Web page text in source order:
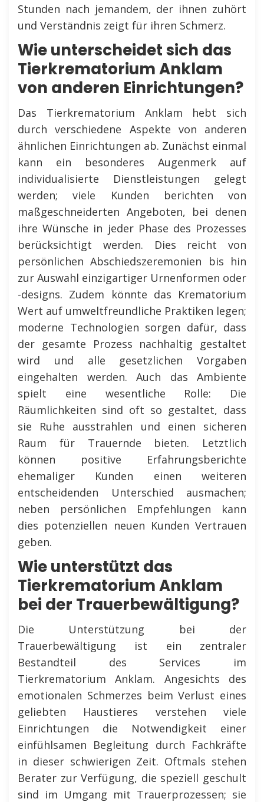
Stunden nach jemandem, der ihnen zuhört
und Verständnis zeigt für ihren Schmerz.
Wie unterscheidet sich das
Tierkrematorium Anklam
von anderen Einrichtungen?
Das Tierkrematorium Anklam hebt sich
durch verschiedene Aspekte von anderen
ähnlichen Einrichtungen ab. Zunächst einmal
kann ein besonderes Augenmerk auf
individualisierte Dienstleistungen gelegt
werden; viele Kunden berichten von
maßgeschneiderten Angeboten, bei denen
ihre Wünsche in jeder Phase des Prozesses
berücksichtigt werden. Dies reicht von
persönlichen Abschiedszeremonien bis hin
zur Auswahl einzigartiger Urnenformen oder
-designs. Zudem könnte das Krematorium
Wert auf umweltfreundliche Praktiken legen;
moderne Technologien sorgen dafür, dass
der gesamte Prozess nachhaltig gestaltet
wird und alle gesetzlichen Vorgaben
eingehalten werden. Auch das Ambiente
spielt eine wesentliche Rolle: Die
Räumlichkeiten sind oft so gestaltet, dass
sie Ruhe ausstrahlen und einen sicheren
Raum für Trauernde bieten. Letztlich
können positive Erfahrungsberichte
ehemaliger Kunden einen weiteren
entscheidenden Unterschied ausmachen;
neben persönlichen Empfehlungen kann
dies potenziellen neuen Kunden Vertrauen
geben.
Wie unterstützt das
Tierkrematorium Anklam
bei der Trauerbewältigung?
Die Unterstützung bei der
Trauerbewältigung ist ein zentraler
Bestandteil des Services im
Tierkrematorium Anklam. Angesichts des
emotionalen Schmerzes beim Verlust eines
geliebten Haustieres verstehen viele
Einrichtungen die Notwendigkeit einer
einfühlsamen Begleitung durch Fachkräfte
in dieser schwierigen Zeit. Oftmals stehen
Berater zur Verfügung, die speziell geschult
sind im Umgang mit Trauerprozessen; sie